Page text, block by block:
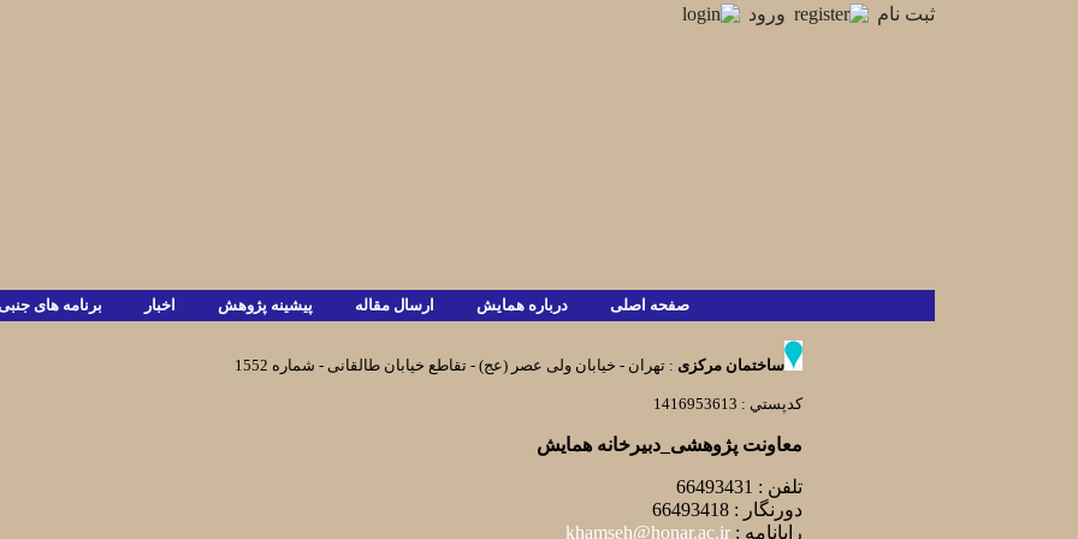
ثبت نام ورود
صفحه اصلی درباره همايش ارسال مقاله پیشینه پژوهش اخبار برنامه های
ساختمان مرکزی : تهران - خيابان ولی عصر (عج) - تقاطع خیابان طالقانی - شماره 1552
كدپستي : 1416953613
معاونت پژوهشی_دبیرخانه همایش
تلفن : 66493431
دورنگار : 66493418
رایانامه :khamseh@honar.ac.ir